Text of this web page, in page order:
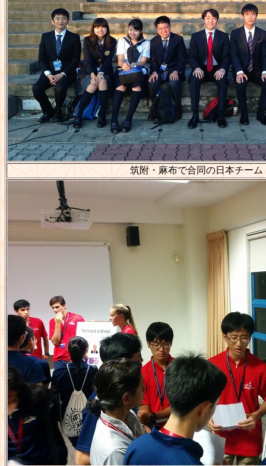
筑附・麻布で合同の日本チーム